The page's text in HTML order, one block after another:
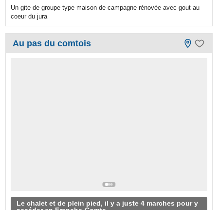
Un gite de groupe type maison de campagne rénovée avec gout au
coeur du jura
Au pas du comtois
Le chalet et de plein pied, il y a juste 4 marches pour y